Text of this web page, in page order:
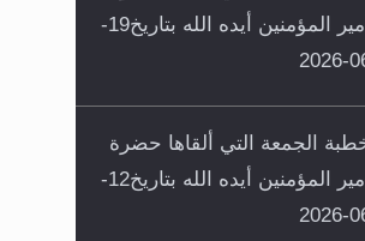
أمير المؤمنين أيده الله بتاريخ19-
06-
الجمعة التي ألقاها حضرة
أمير المؤمنين أيده الله بتاريخ12-
06-